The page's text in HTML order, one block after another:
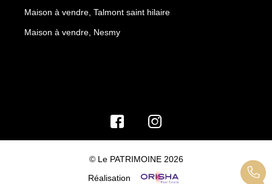
Maison à vendre, Talmont saint hilaire
Maison à vendre, Nesmy
© Le PATRIMOINE 2026
Réalisation